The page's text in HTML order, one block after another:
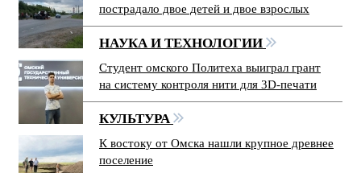
пострадало двое детей и двое взрослых
НАУКА И ТЕХНОЛОГИИ
Студент омского Политеха выиграл грант
на систему контроля нити для 3D-печати
КУЛЬТУРА
К востоку от Омска нашли крупное древнее
поселение